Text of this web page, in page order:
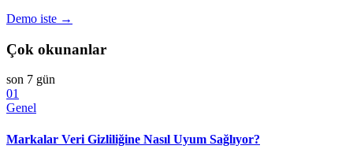
Demo iste →
Çok okunanlar
son 7 gün
01
Genel
Markalar Veri Gizliliğine Nasıl Uyum Sağlıyor?